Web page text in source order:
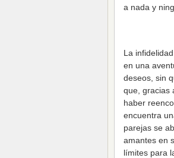
a nada y
La
en una
deseos, sin
que, gracias
haber
encuentra
parejas se
amantes en
límites para